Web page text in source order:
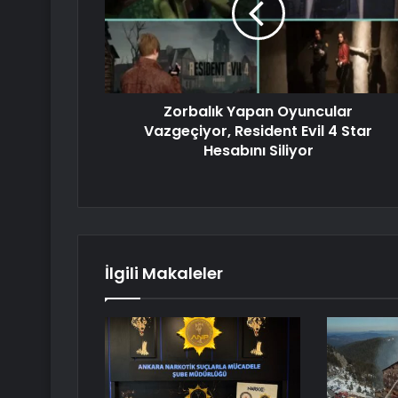
Zorbalık Yapan Oyuncular
Vazgeçiyor, Resident Evil 4 Star
Hesabını Siliyor
İlgili Makaleler